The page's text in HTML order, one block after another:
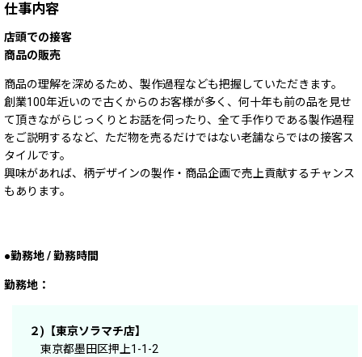
仕事内容
店頭での接客
商品の販売
商品の理解を深めるため、製作過程なども把握していただきます。
創業100年近いので古くからのお客様が多く、何十年も前の品を見せ
て頂きながらじっくりとお話を伺ったり、全て手作りである製作過程
をご説明するなど、ただ物を売るだけではない老舗ならではの接客ス
タイルです。
興味があれば、柄デザインの製作・商品企画で売上貢献するチャンス
もあります。
勤務地 / 勤務時間
勤務地：
２)【東京ソラマチ店】
東京都墨田区押上1-1-2